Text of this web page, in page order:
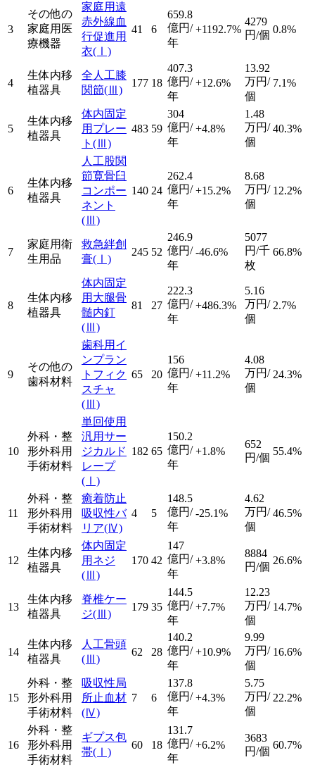
3
その他の
家庭用医
療機器
家庭用遠
赤外線血
行促進用
衣(Ⅰ)
41 6
659.8
億円/
年
+1192.7%
4279
円/個 0.8%
4
生体内移
植器具
全人工膝
関節(Ⅲ)
177 18
407.3
億円/
年
+12.6%
13.92
万円/
個
7.1%
5
生体内移
植器具
体内固定
用プレー
ト (Ⅲ)
483 59
304
億円/
年
+4.8%
1.48
万円/
個
40.3%
6
生体内移
植器具
人工股関
節寛骨臼
コンポー
ネント
(Ⅲ)
140 24
262.4
億円/
年
+15.2%
8.68
万円/
個
12.2%
7
家庭用衛
生用品
救急絆創
膏(Ⅰ)
245 52
246.9
億円/
年
-46.6%
5077
円/千
枚
66.8%
8
生体内移
植器具
体内固定
用大腿骨
髄内釘
(Ⅲ)
81 27
222.3
億円/
年
+486.3%
5.16
万円/
個
2.7%
9
その他の
歯科材料
歯科用イ
ンプラン
トフィク
スチャ
(Ⅲ)
65 20
156
億円/
年
+11.2%
4.08
万円/
個
24.3%
10
外科・整
形外科用
手術材料
単回使用
汎用サー
ジカルド
レープ
(Ⅰ)
182 65
150.2
億円/
年
+1.8%
652
円/個
55.4%
11
外科・整
形外科用
手術材料
癒着防止
吸収性バ
リア(Ⅳ)
4 5
148.5
億円/
年
-25.1%
4.62
万円/
個
46.5%
12
生体内移
植器具
体内固定
用ネジ
(Ⅲ)
170 42
147
億円/
年
+3.8%
8884
円/個
26.6%
13
生体内移
植器具
脊椎ケー
ジ(Ⅲ)
179 35
144.5
億円/
年
+7.7%
12.23
万円/
個
14.7%
14
生体内移
植器具
人工骨頭
(Ⅲ)
62 28
140.2
億円/
年
+10.9%
9.99
万円/
個
16.6%
15
外科・整
形外科用
手術材料
吸収性局
所止血材
(Ⅳ)
7 6
137.8
億円/
年
+4.3%
5.75
万円/
個
22.2%
16
外科・整
形外科用
手術材料
ギプス包
帯(Ⅰ)
60 18
131.7
億円/
年
+6.2%
3683
円/個
60.7%